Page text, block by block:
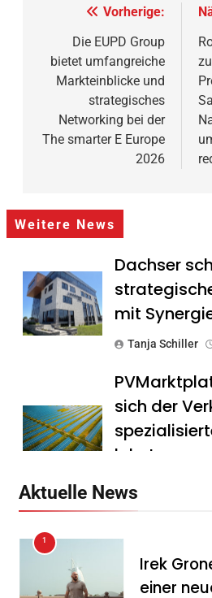
Vorherige:
Die EUPD Group
bietet umfangreiche
Markteinblicke und
strategisches
Networking bei der
The smarter E Europe
2026
Weitere News
Dachser
mit
Tanja Schiller
sich der
lohnt
Aktuelle News
1
Irek
einer